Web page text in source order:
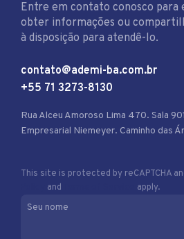
Entre em contato conosco para
obter informações ou
à disposição para atendê-lo.
contato@ademi-ba.com.br
+55 71 3273-8130
Rua Alceu Amoroso Lima 470. Sala
Empresarial Niemeyer. Caminho das
This site is protected by reCAPTCHA
and
apply.
Seu nome